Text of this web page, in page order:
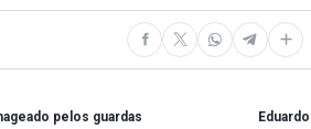
pelos guardas